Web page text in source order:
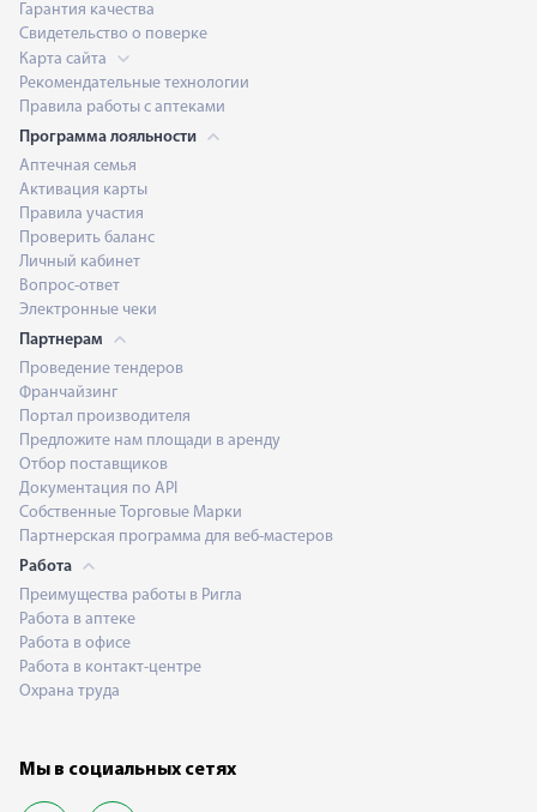
Гарантия качества
Свидетельство о поверке
Карта сайта
Рекомендательные технологии
Правила работы с аптеками
Программа лояльности
Аптечная семья
Активация карты
Правила участия
Проверить баланс
Личный кабинет
Вопрос-ответ
Электронные чеки
Партнерам
Проведение тендеров
Франчайзинг
Портал производителя
Предложите нам площади в аренду
Отбор поставщиков
Документация по API
Собственные Торговые Марки
Партнерская программа для веб-мастеров
Работа
Преимущества работы в Ригла
Работа в аптеке
Работа в офисе
Работа в контакт-центре
Охрана труда
Мы в социальных сетях